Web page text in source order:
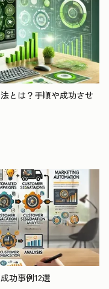
とは？手順や成功させ
功事例12選